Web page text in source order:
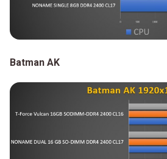
Batman AK